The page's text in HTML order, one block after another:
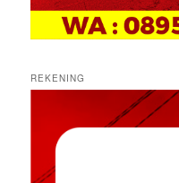
REKENING